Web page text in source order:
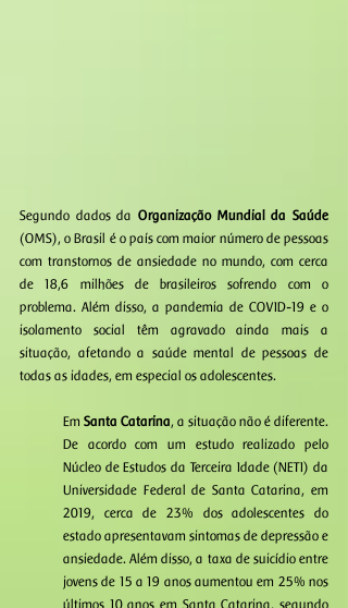
Segundo dados da
(OMS), o Brasil é o país com maior número de pessoas
com transtornos de ansiedade no mundo, com cerca
de 18,6 milhões de brasileiros sofrendo com o
problema. Além disso, a pandemia de COVID-19 e o
isolamento social têm agravado ainda mais a
situação, afetando a saúde mental de pessoas de
todas as idades, em especial os adolescentes.
Em Santa Catarina, a situação não é diferente.
De acordo com um estudo realizado pelo
Núcleo de Estudos da Terceira Idade (NETI) da
Universidade Federal de Santa Catarina, em
2019, cerca de 23% dos adolescentes do
estado apresentavam sintomas de depressão e
ansiedade. Além disso, a taxa de suicídio entre
jovens de 15 a 19 anos aumentou em 25% nos
últimos 10 anos em Santa Catarina, segundo